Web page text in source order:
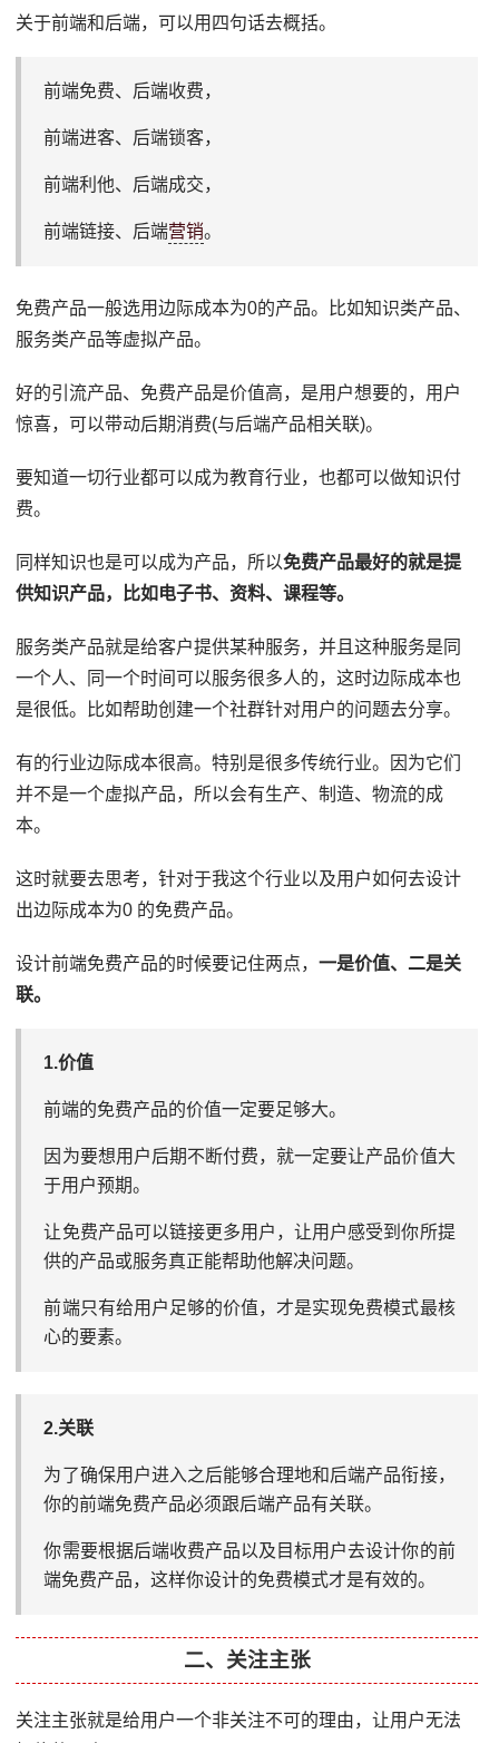
关于前端和后端，可以用四句话去概括。
前端免费、后端收费，
前端进客、后端锁客，
前端利他、后端成交，
前端链接、后端营销。
免费产品一般选用边际成本为0的产品。比如知识类产品、
服务类产品等虚拟产品。
好的引流产品、免费产品是价值高，是用户想要的，用户
惊喜，可以带动后期消费(与后端产品相关联)。
要知道一切行业都可以成为教育行业，也都可以做知识付
费。
同样知识也是可以成为产品，所以免费产品最好的就是提
供知识产品，比如电子书、资料、课程等。
服务类产品就是给客户提供某种服务，并且这种服务是同
一个人、同一个时间可以服务很多人的，这时边际成本也
是很低。比如帮助创建一个社群针对用户的问题去分享。
有的行业边际成本很高。特别是很多传统行业。因为它们
并不是一个虚拟产品，所以会有生产、制造、物流的成
本。
这时就要去思考，针对于我这个行业以及用户如何去设计
出边际成本为0 的免费产品。
设计前端免费产品的时候要记住两点，一是价值、二是关
联。
1.价值
前端的免费产品的价值一定要足够大。
因为要想用户后期不断付费，就一定要让产品价值大
于用户预期。
让免费产品可以链接更多用户，让用户感受到你所提
供的产品或服务真正能帮助他解决问题。
前端只有给用户足够的价值，才是实现免费模式最核
心的要素。
2.关联
为了确保用户进入之后能够合理地和后端产品衔接，
你的前端免费产品必须跟后端产品有关联。
你需要根据后端收费产品以及目标用户去设计你的前
端免费产品，这样你设计的免费模式才是有效的。
二、关注主张
关注主张就是给用户一个非关注不可的理由，让用户无法